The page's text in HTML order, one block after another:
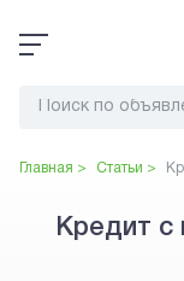
Главная > Статьи >
Кредит с